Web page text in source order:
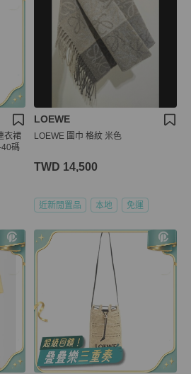
衣裙
40碼
LOEWE
LOEWE 圍巾 格紋 米色
TWD 14,500
近新閒置品 本地 免運